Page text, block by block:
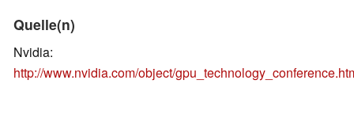
Quelle(n)
Nvidia:
http://www.nvidia.com/object/